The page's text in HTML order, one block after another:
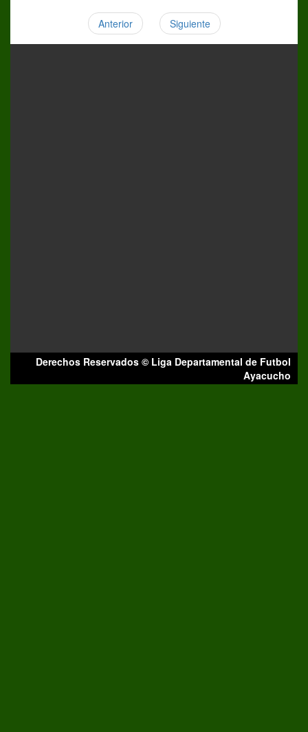
Anterior Siguiente
Derechos Reservados © Liga Departamental de Futbol
Ayacucho